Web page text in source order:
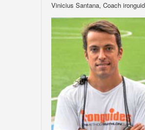
Vinicius Santana, Coach